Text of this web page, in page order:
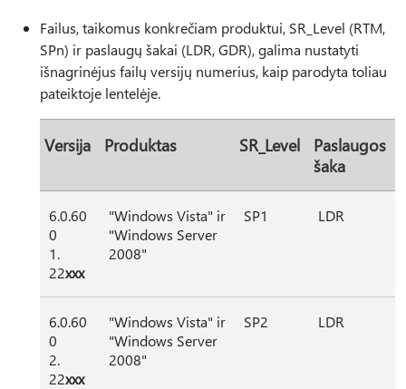
Failus, taikomus konkrečiam produktui, SR_Level (RTM,
SPn) ir paslaugų šakai (LDR, GDR), galima nustatyti
išnagrinėjus failų versijų numerius, kaip parodyta toliau
pateiktoje lentelėje.
Versija Produktas SR_Level
Paslaugos
šaka
6.0.60
0
1.
22xxx
"Windows Vista" ir
"Windows Server
2008"
SP1 LDR
6.0.60
0
2.
22xxx
"Windows Vista" ir
"Windows Server
2008"
SP2 LDR